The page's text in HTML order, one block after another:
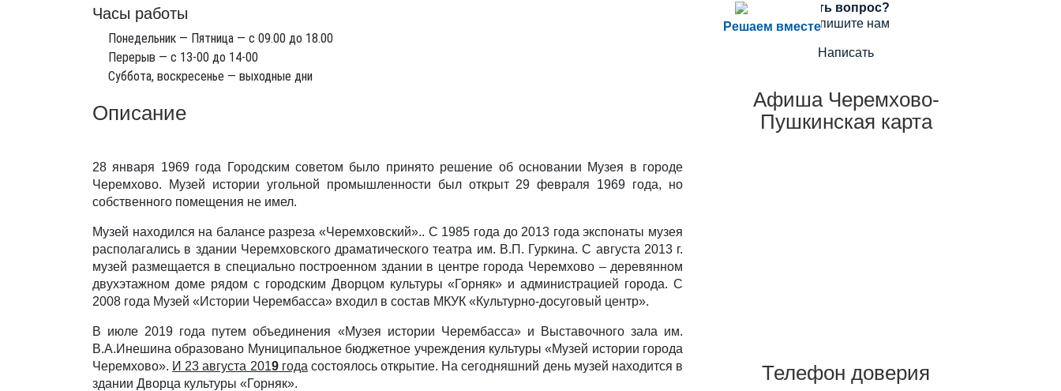
Часы работы
Понедельник — Пятница — с 09.00 до 18.00
Перерыв — с 13-00 до 14-00
Суббота, воскресенье — выходные дни
Описание
28 января 1969 года Городским советом было принято решение об основании Музея в городе
Черемхово. Музей истории угольной промышленности был открыт 29 февраля 1969 года, но
cобственного помещения не имел.
Музей находился на балансе разреза «Черемховский».. С 1985 года до 2013 года экспонаты музея
располагались в здании Черемховского драматического театра им. В.П. Гуркина. С августа 2013 г.
музей размещается в специально построенном здании в центре города Черемхово – деревянном
двухэтажном доме рядом с городским Дворцом культуры «Горняк» и администрацией города. С
2008 года Музей «Истории Черембасса» входил в состав МКУК «Культурно-досуговый центр».
В июле 2019 года путем объединения «Музея истории Черембасса» и Выставочного зала им.
В.А.Инешина образовано Муниципальное бюджетное учреждения культуры «Музей истории города
Черемхово». И 23 августа 2019года состоялось открытие. На сегодняшний день музей находится в
здании Дворца культуры «Горняк».
Решаем вместе
Есть вопрос?
Напишите нам
Написать
Афиша Черемхово-
Пушкинская карта
Телефон доверия